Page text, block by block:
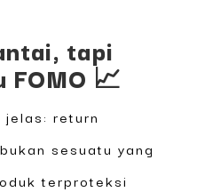
tapi
FOMO 📈
return
bukan sesuatu yang
terproteksi